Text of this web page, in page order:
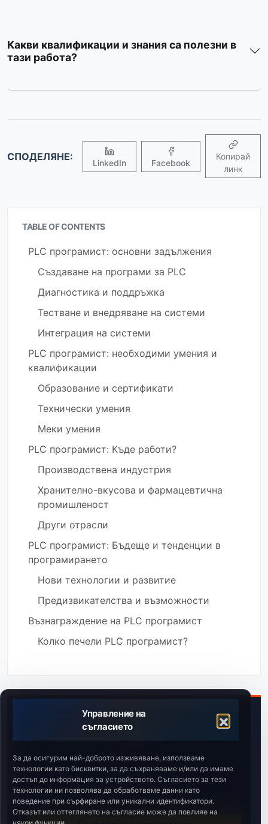
Управление на
съгласието
За да осигурим най-доброто изживяване, използваме
технологии като бисквитки, за да съхраняваме и/или да имаме
достъп до информация за устройството. Съгласието за тези
технологии ни позволява да обработваме данни като
поведение при сърфиране или уникални идентификатори.
Отказът или оттеглянето на съгласие може да повлияе на
Какви квалификации и знания са полезни в
тази работа?
СПОДЕЛЯНЕ:
LinkedIn Facebook
Копирай
линк
TABLE OF CONTENTS
PLC програмист: основни задължения
Създаване на програми за PLC
Диагностика и поддръжка
Тестване и внедряване на системи
Интеграция на системи
PLC програмист: необходими умения и
квалификации
Образование и сертификати
Технически умения
Меки умения
PLC програмист: Къде работи?
Производствена индустрия
Хранително-вкусова и фармацевтична
промишленост
Други отрасли
PLC програмист: Бъдеще и тенденции в
програмирането
Нови технологии и развитие
Предизвикателства и възможности
Възнаграждение на PLC програмист
Колко печели PLC програмист?
Машини без CE?
Риск от спиране на производството от инспектори.
Заявете „нулев одит“.